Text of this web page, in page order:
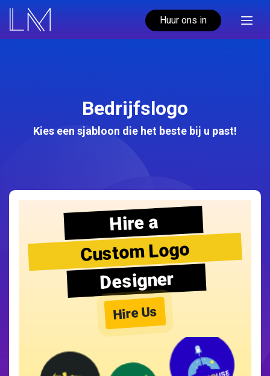
Huur ons in
Bedrijfslogo
Kies een sjabloon die het beste bij u past!
Hire a
Custom Logo
Designer
Hire Us